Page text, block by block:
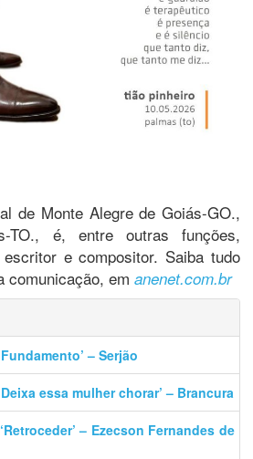
de Monte Alegre de Goiás-GO.,
TO., é, entre outras funções,
e compositor. Saiba tudo
comunicação, em anenet.com.br
– Serjão
essa mulher chorar’ – Brancura
– Ezecson Fernandes de